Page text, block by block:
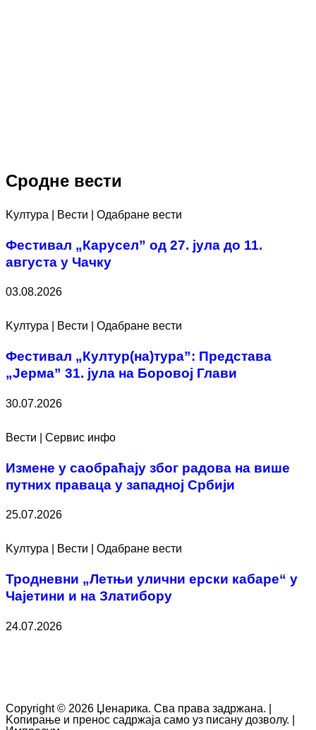
Сродне вести
Kултура | Вести | Одабране вести
Фестивал „Карусел” од 27. јула до 11.
августа у Чачку
03.08.2026
Kултура | Вести | Одабране вести
Фестивал „Култур(на)тура”: Представа
„Јерма” 31. јула на Боровој Глави
30.07.2026
Вести | Сервис инфо
Измене у саобраћају због радова на више
путних праваца у западној Србији
25.07.2026
Kултура | Вести | Одабране вести
Тродневни „Летњи улични ерски кабаре“ у
Чајетини и на Златибору
24.07.2026
Copyright © 2026 Џенарика. Сва права задржана. |
Kопирање и пренос садржаја само уз писану дозволу. |